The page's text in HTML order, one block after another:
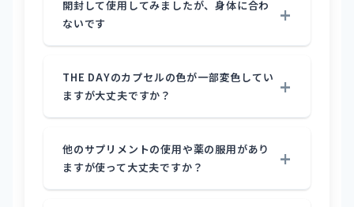
開封して使用してみましたが、身体に合わ
ないです
THE DAYのカプセルの色が一部変色してい
ますが大丈夫ですか？
他のサプリメントの使用や薬の服用があり
ますが使って大丈夫ですか？